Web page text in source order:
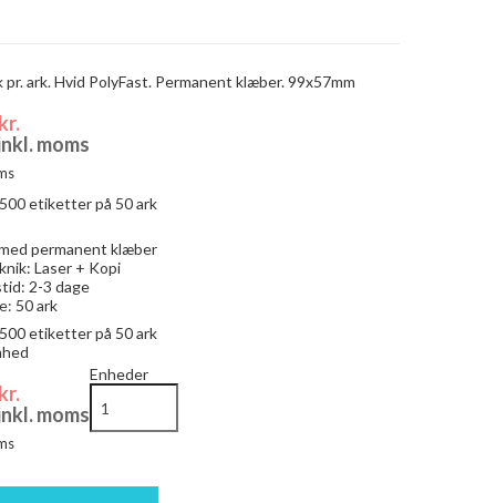
ark. Hvid PolyFast. Permanent klæber. 99x57mm
moms
500etiketter på 50 ark
permanent klæber
Laser + Kopi
2-3 dage
50 ark
500etiketter på 50 ark
moms
Enheder